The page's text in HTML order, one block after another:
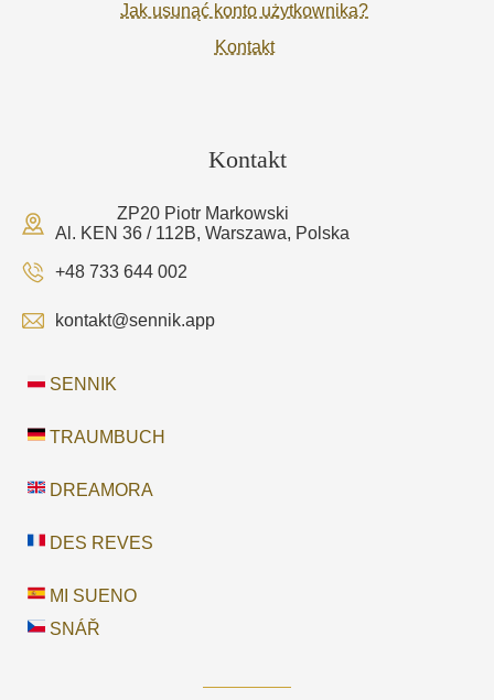
Jak usunąć konto użytkownika?
Kontakt
Kontakt
ZP20 Piotr Markowski
Al. KEN 36 / 112B, Warszawa, Polska
+48 733 644 002
kontakt@sennik.app
SENNIK
TRAUMBUCH
DREAMORA
DES REVES
MI SUENO
SNÁŘ